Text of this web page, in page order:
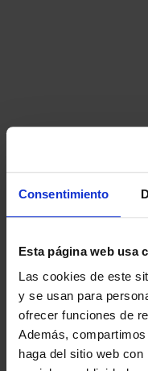
Consentimiento
Esta página web usa
Las cookies de este
y se usan para
ofrecer funciones de
Además,
haga del sitio web